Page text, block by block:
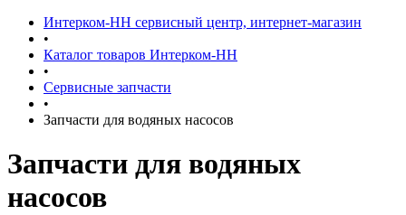
Интерком-НН сервисный центр, интернет-магазин
•
Каталог товаров Интерком-НН
•
Сервисные запчасти
•
Запчасти для водяных насосов
Запчасти для водяных
насосов